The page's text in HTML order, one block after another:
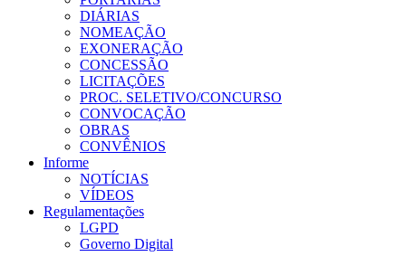
DIÁRIAS
NOMEAÇÃO
EXONERAÇÃO
CONCESSÃO
LICITAÇÕES
PROC. SELETIVO/CONCURSO
CONVOCAÇÃO
OBRAS
CONVÊNIOS
Informe
NOTÍCIAS
VÍDEOS
Regulamentações
LGPD
Governo Digital